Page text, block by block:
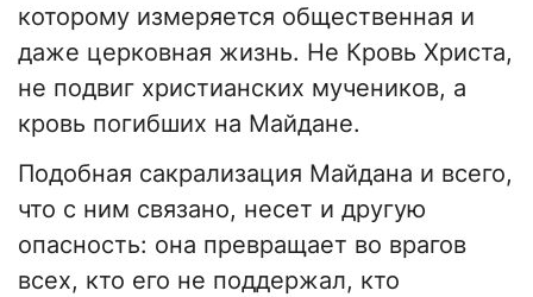
которому измеряется общественная и
даже церковная жизнь. Не Кровь Христа,
не подвиг христианских мучеников, а
кровь погибших на Майдане.
Подобная сакрализация Майдана и всего,
что с ним связано, несет и другую
опасность: она превращает во врагов
всех, кто его не поддержал, кто